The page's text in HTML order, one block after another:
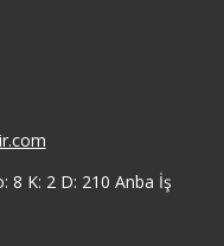
8 K: 2 D: 210 Anba İş